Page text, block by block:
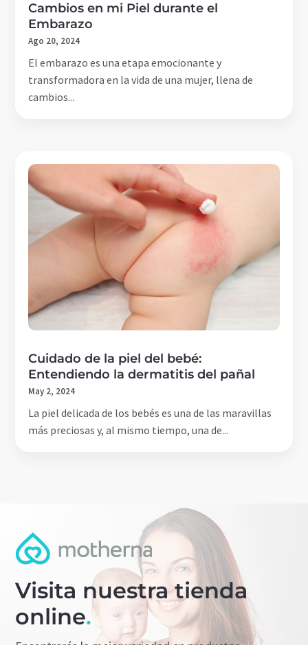
Cambios en mi Piel durante el
Embarazo
Ago 20, 2024
El embarazo es una etapa emocionante y
transformadora en la vida de una mujer, llena de
cambios...
Cuidado de la piel del bebé:
Entendiendo la dermatitis del pañal
May 2, 2024
La piel delicada de los bebés es una de las maravillas
más preciosas y, al mismo tiempo, una de...
Visita nuestra tienda
online.